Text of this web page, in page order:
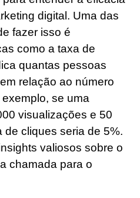
digital. Uma das
fazer isso é
como a taxa de
quantas pessoas
relação ao número
se uma
visualizações e 50
de cliques seria de 5%.
valiosos sobre o
chamada para o